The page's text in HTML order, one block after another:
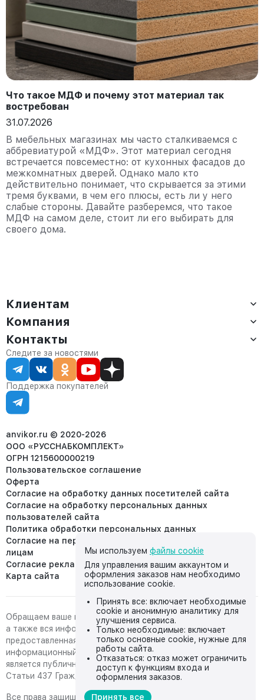
Что такое МДФ и почему этот материал так
востребован
31.07.2026
В мебельных магазинах мы часто сталкиваемся с
аббревиатурой «МДФ». Этот материал сегодня
встречается повсеместно: от кухонных фасадов до
межкомнатных дверей. Однако мало кто
действительно понимает, что скрывается за этими
тремя буквами, в чем его плюсы, есть ли у него
слабые стороны. Давайте разберемся, что такое
МДФ на самом деле, стоит ли его выбирать для
своего дома.
Клиентам
Доставка
Оплата
Сервис
Статус заказа
Статьи
Компания
О компании
Контакты
Партнёрам
Контакты
Отдел продаж:
8 (800) 234-22-62
corp@anvikor.ru
Ежедневно, с 7:00-19:00 (МСК)
Отдел рекламации:
8 (953) 455-25-61
Следите за новостями
Поддержка покупателей
anvikor.ru © 2020-2026
ООО «РУССНАБКОМПЛЕКТ»
ОГРН 1215600000219
Пользовательское соглашение
Оферта
Согласие на обработку данных посетителей сайта
Согласие на обработку персональных данных
пользователей сайта
Политика обработки персональных данных
Согласие на передачу персональных данных третьим
лицам
Согласие реклама
Карта сайта
Обращаем ваше внимание на то, что данный интернет-сайт,
а также вся информация о товарах и ценах,
предоставленная на нём, носит исключительно
информационный характер и ни при каких условиях не
является публичной офертой, определяемой положениями
Статьи 437 Гражданского кодекса Российской Федерации.
Все права защищены, любое копирование с сайта возможно
Мы используем файлы cookie
Для управления вашим аккаунтом и
оформления заказов нам необходимо
использование cookie.
Принять все: включает необходимые
cookie и анонимную аналитику для
улучшения сервиса.
Только необходимые: включает
только основные cookie, нужные для
работы сайта.
Отказаться: отказ может ограничить
доступ к функциям входа и
оформления заказов.
Принять все